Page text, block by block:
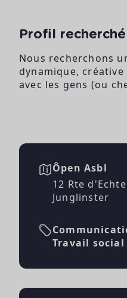
Profil recherché
Nous recherchons
dynamique,
avec les gens (ou
Ôpen Asbl
12 Rte
Junglinster
Travail social